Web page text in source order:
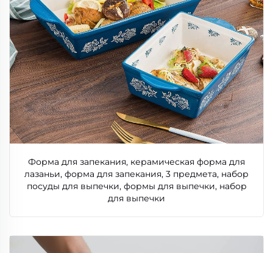
Форма для запекания, керамическая форма для
лазаньи, форма для запекания, 3 предмета, набор
посуды для выпечки, формы для выпечки, набор
для выпечки